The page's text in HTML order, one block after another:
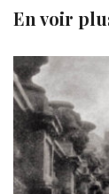
En voir